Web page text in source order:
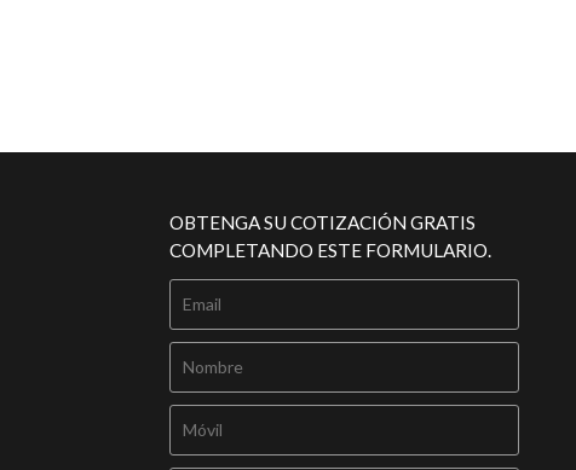
OBTENGA SU COTIZACIÓN GRATIS
COMPLETANDO ESTE FORMULARIO.